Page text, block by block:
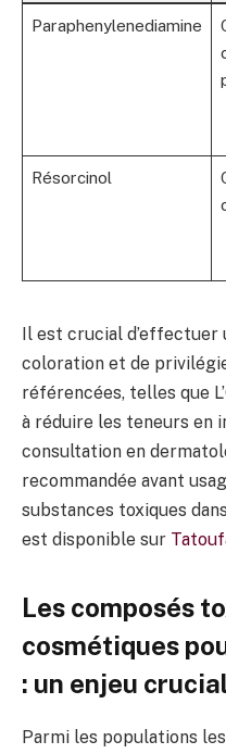
Paraphenylenediamine
Résorcinol
Il est crucial d’effectuer
coloration et de
référencées, telles que
à réduire les teneurs en
consultation en
recommandée avant
substances toxiques
est disponible sur
Les composés
cosmétiques
: un enjeu
Parmi les populations